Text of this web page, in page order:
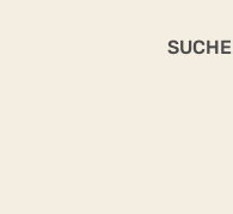
SUCHE